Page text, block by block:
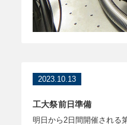
2023.10.13
工大祭前日準備
明日から2日間開催される